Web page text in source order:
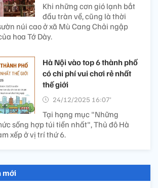
Khi những cơn gió lạnh bắt
đầu tràn về, cũng là thời
núi cao ở xã Mù Cang Chải ngập
hoa Tớ Dày.
Hà Nội vào top 6 thành phố
có chi phí vui chơi rẻ nhất
thế giới
24/12/2025 16:07’
Tại hạng mục "Những
sống hợp túi tiền nhất", Thủ đô Hà
xếp ở vị trí thứ 6.
mới